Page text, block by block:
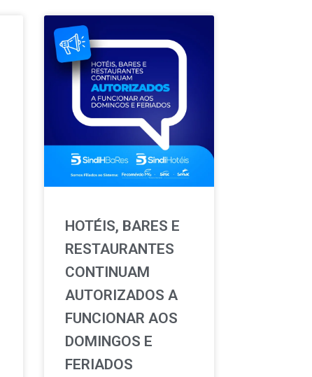
HOTÉIS, BARES E
RESTAURANTES
CONTINUAM
AUTORIZADOS A
FUNCIONAR AOS
DOMINGOS E
FERIADOS